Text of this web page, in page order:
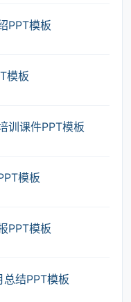
PPT模板
模板
训课件PPT模板
模板
PPT模板
结PPT模板